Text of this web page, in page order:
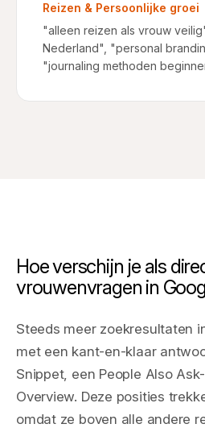
Reizen & Persoonlijke groei
"alleen reizen als vrouw
Nederland", "personal
"journaling methoden
Hoe verschijn je als
vrouwenvragen in
Steeds meer zoekresultaten
met een kant-en-klaar
Snippet, een People Also
Overview. Deze posities
omdat ze boven alle andere